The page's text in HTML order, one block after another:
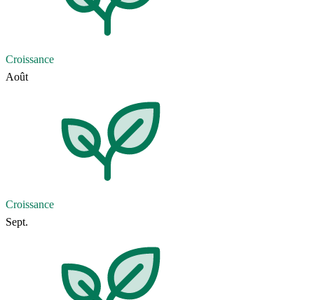
Croissance
Août
Croissance
Sept.